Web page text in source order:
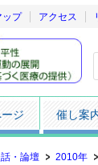
ップ アクセス
ジ 催し案
・論壇 2010年